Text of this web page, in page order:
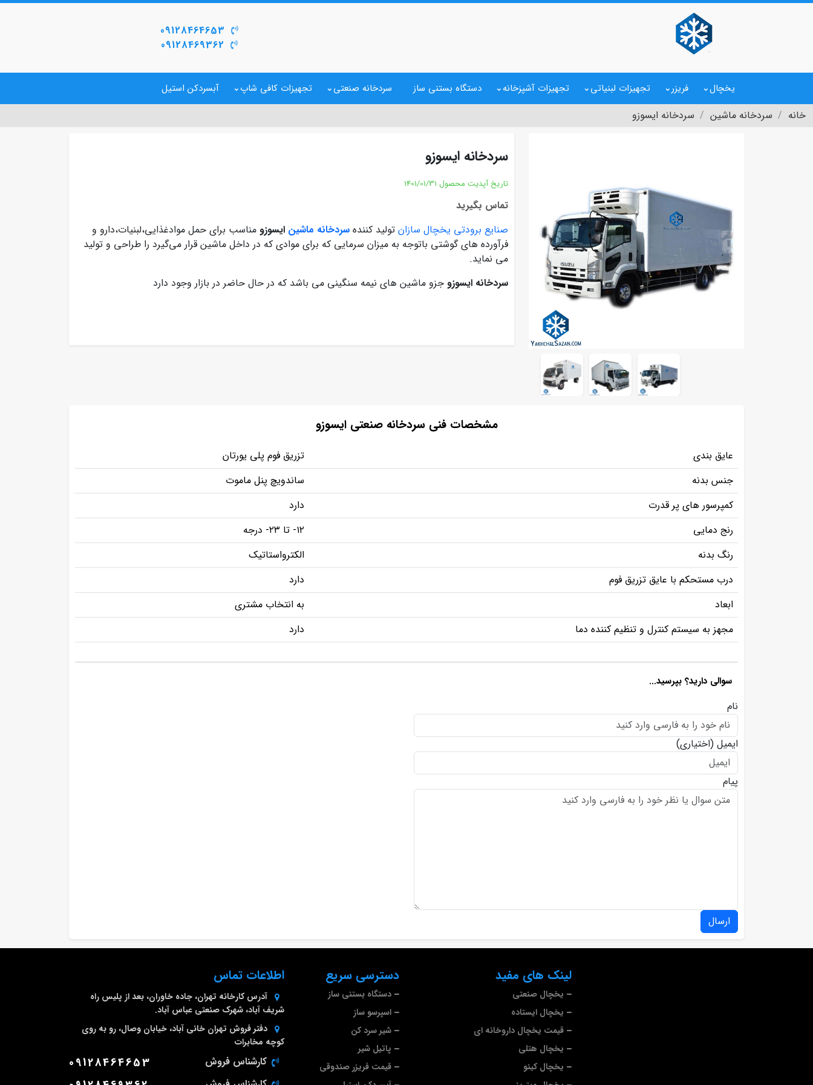
09128464653
09128469362
یخچال فریزر تجهیزات لبنیاتی تجهیزات آشپزخانه دستگاه بستنی ساز سردخانه صنعتی تجهیزات کافی شاپ آبسردکن استیل
خانه سردخانه ماشین سردخانه ایسوزو
سردخانه ایسوزو
تاریخ آپدیت محصول 1401/01/31
تماس بگیرید
صنایع برودتی یخچال سازان تولید کننده سردخانه ماشین ایسوزو مناسب برای حمل موادغذایی،لبنیات،دارو و
فرآورده های گوشتی باتوجه به میزان سرمایی که برای موادی که در داخل ماشین قرار می‌گیرد را طراحی و تولید
می نماید.
سردخانه ایسوزو جزو ماشین های نیمه سنگینی می باشد که در حال حاضر در بازار وجود دارد
مشخصات فنی سردخانه صنعتی ایسوزو
عایق بندی
تزریق فوم پلی یورتان
جنس بدنه
ساندویچ پنل ماموت
کمپرسور های پر قدرت
دارد
رنج دمایی
۱۲- تا ۲۳- درجه
رنگ بدنه
الکترواستاتیک
درب مستحکم با عایق تزریق فوم
دارد
ابعاد
به انتخاب مشتری
مجهز به سیستم کنترل و تنظیم کننده دما
دارد
سوالی دارید؟ بپرسید...
نام
ایمیل (اختیاری)
پیام
ارسال
لینک های مفید
یخچال صنعتی
یخچال ایستاده
قیمت یخچال داروخانه ای
یخچال هتلی
یخچال کینو
دسترسی سریع
دستگاه بستنی ساز
اسپرسو ساز
شیر سرد کن
پاتیل شیر
قیمت فریزر صندوقی
اطلاعات تماس
آدرس کارخانه تهران، جاده خاوران، بعد از پلیس راه
شریف آباد، شهرک صنعتی عباس آباد.
دفتر فروش تهران خانی آباد، خیابان وصال، رو به روی
کوچه مخابرات
کارشناس فروش 09128464653